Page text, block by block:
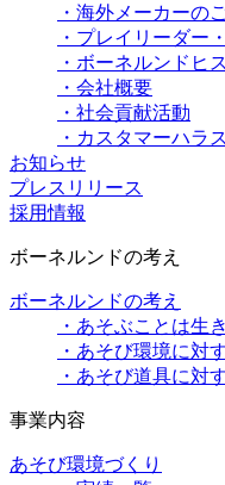
・海外メーカーの
・プレイリーダー
・ボーネルンドヒ
・会社概要
・社会貢献活動
・カスタマーハラ
お知らせ
プレスリリース
採用情報
ボーネルンドの考え
ボーネルンドの考え
・あそぶことは生
・あそび環境に対
・あそび道具に対
事業内容
あそび環境づくり